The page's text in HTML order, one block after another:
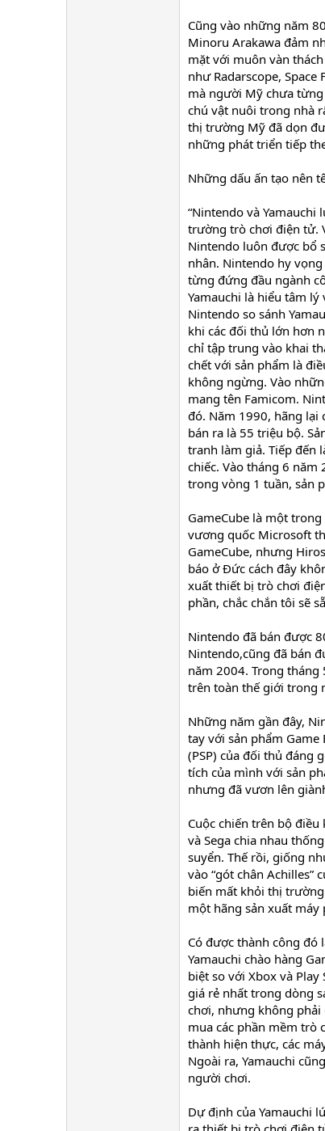
Cũng vào những năm
Minoru Arakawa đảm
mặt với muôn vàn
như Radarscope,
mà người Mỹ chưa
chú vật nuôi trong nhà
thị trường Mỹ đã dọn
những phát triển tiếp
Những dấu ấn tạo nên
“Nintendo và Yamauchi
trường trò chơi điện tử.
Nintendo luôn được bổ
nhân. Nintendo hy
từng đứng đầu ngành
Yamauchi là hiểu tâm
Nintendo so sánh
khi các đối thủ lớn hơn
chỉ tập trung vào khai
chết với sản phẩm là
không ngừng. Vào
mang tên Famicom.
đó. Năm 1990, hãng lại
bán ra là 55 triệu bộ.
tranh làm giả. Tiếp đến
chiếc. Vào tháng 6 năm
trong vòng 1 tuần, sản
GameCube là một
vương quốc Microsoft
GameCube, nhưng
báo ở Đức cách đây
xuất thiết bị trò chơi
phần, chắc chắn tôi sẽ
Nintendo đã bán được
Nintendo,cũng đã bán
năm 2004. Trong tháng
trên toàn thế giới trong
Những năm gần đây,
tay với sản phẩm
(PSP) của đối thủ đáng
tích của mình với sản
nhưng đã vươn lên
Cuộc chiến trên bộ
và Sega chia nhau
suyển. Thế rồi, giống
vào “gót chân Achilles”
biến mất khỏi thị
một hãng sản xuất máy
Có được thành công đó
Yamauchi chào hàng
biệt so với Xbox và Play
giá rẻ nhất trong dòng
chơi, nhưng không phải
mua các phần mềm trò
thành hiện thực, các
Ngoài ra, Yamauchi
người chơi.
Dự định của Yamauchi